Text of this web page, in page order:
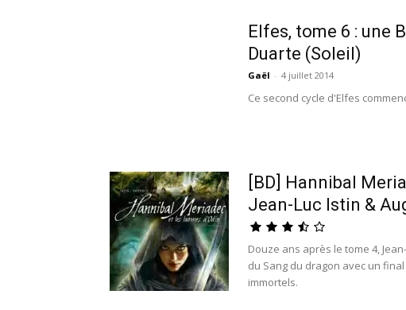
Elfes, tome 6 : une
Duarte (Soleil)
Gaël - 4 juillet 2014
Ce second cycle d'Elfes
[BD] Hannibal
Jean-Luc Istin &
Douze ans après le tome 4,
du Sang du dragon avec un
immortels.